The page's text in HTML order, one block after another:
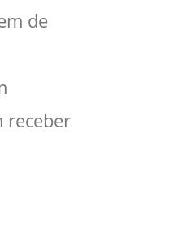
de
receber